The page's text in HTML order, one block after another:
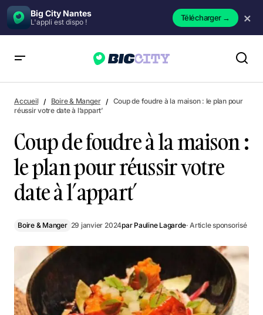
Big City Nantes
L'appli est dispo ! Télécharger→ ×
à l’appart’
Accueil Boire & Manger
Coup de foudre à la maison : le plan pour
réussir votre date à l’appart’
Coup de foudre à la maison :
le plan pour réussir votre
date à l’appart’
Boire & Manger 29 janvier 2024par Pauline Lagarde· Article sponsorisé